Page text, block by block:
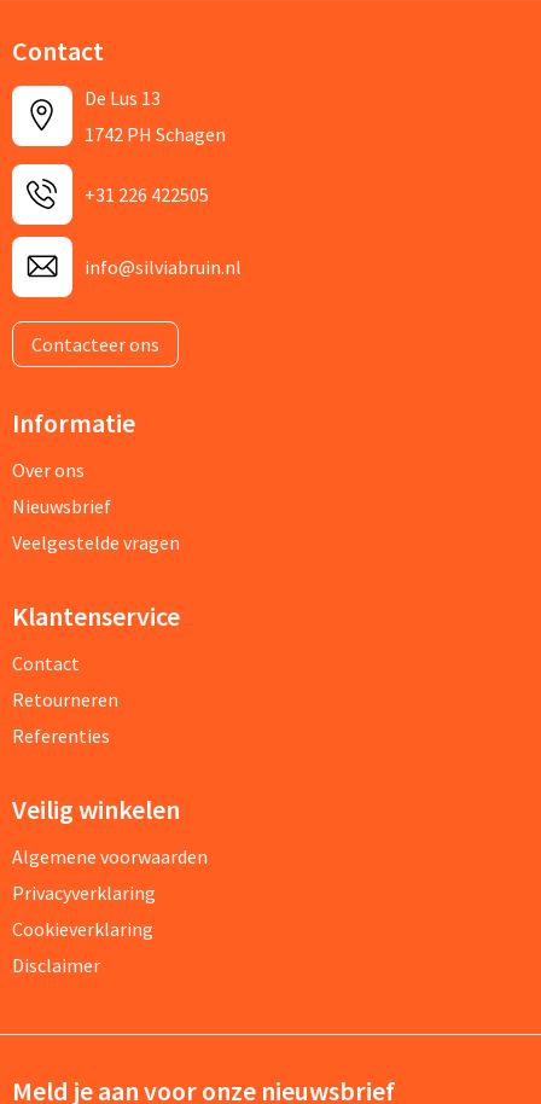
Contact
De Lus 13
1742 PH Schagen
+31 226 422505
info@silviabruin.nl
Contacteer ons
Informatie
Over ons
Nieuwsbrief
Veelgestelde vragen
Klantenservice
Contact
Retourneren
Referenties
Veilig winkelen
Algemene voorwaarden
Privacyverklaring
Cookieverklaring
Disclaimer
Meld je aan voor onze nieuwsbrief